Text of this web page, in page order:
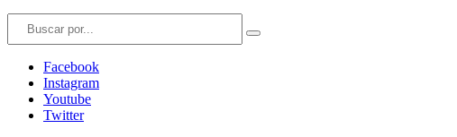
Facebook
Instagram
Youtube
Twitter